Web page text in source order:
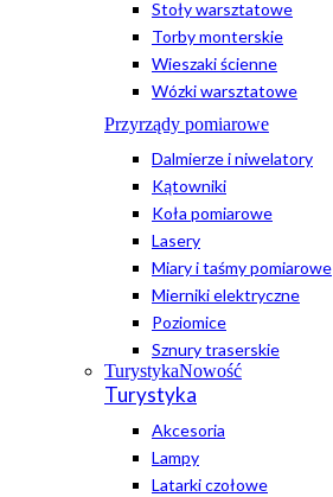
Stoły warsztatowe
Torby monterskie
Wieszaki ścienne
Wózki warsztatowe
Przyrządy pomiarowe
Dalmierze i niwelatory
Kątowniki
Koła pomiarowe
Lasery
Miary i taśmy pomiarowe
Mierniki elektryczne
Poziomice
Sznury traserskie
TurystykaNowość
Turystyka
Akcesoria
Lampy
Latarki czołowe